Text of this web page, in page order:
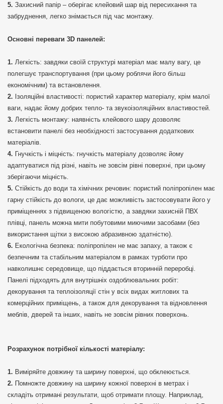
Захисний папір – оберігає клейовий шар від пересихання та
забруднення, легко знімається під час монтажу.
Основні переваги 3D панелей:
Легкість: завдяки своїй структурі матеріал має малу вагу, це
полегшує транспортування (при цьому роблячи його більш
економічним) та встановлення.
Ізоляційні властивості: пористий характер матеріалу, крім малої
ваги, надає йому добрих тепло- та звукоізоляційних властивостей.
Легкість монтажу: наявність клейового шару дозволяє
встановити панелі без необхідності застосування додаткових
матеріалів.
Гнучкість і міцність: гнучкість матеріалу дозволяє йому
адаптуватися під різні, навіть не зовсім рівні поверхні, при цьому
зберігаючи міцність.
Стійкість до води та хімічних речовин: пористий поліпропілен має
гарну стійкість до вологи, це дає можливість застосовувати його у
приміщеннях з підвищеною вологістю, а завдяки захисній ПВХ
плівці, панель можна мити побутовими миючими засобами (без
використання щітки з високою абразивною здатністю).
Екологічна безпека: поліпропілен не має запаху, а також є
безпечним та стабільним матеріалом в рамках турботи про
навколишнє середовище, що піддається вторинній переробці.
Панелі підходять для внутрішніх оздоблювальних робіт:
декорування та теплоізоляції стін у всіх видах житлових та
комерційних приміщень, а також для декорування та відновлення
меблів, дверей та інших, навіть не зовсім рівних поверхонь.
Розрахунок потрібної кількості матеріалу:
Виміряйте довжину та ширину поверхні, що обклеюється.
Помножте довжину на ширину кожної поверхні в метрах і
складіть отримані результати, щоб отримати площу. Наприклад,